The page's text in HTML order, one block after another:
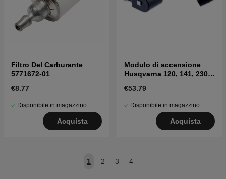
Filtro Del Carburante
5771672-01
€8.77
Disponibile in magazzino
Acquista
Modulo di accensione
Husqvarna 120, 141, 230,
€53.79
Disponibile in magazzino
Acquista
1 2 3 4